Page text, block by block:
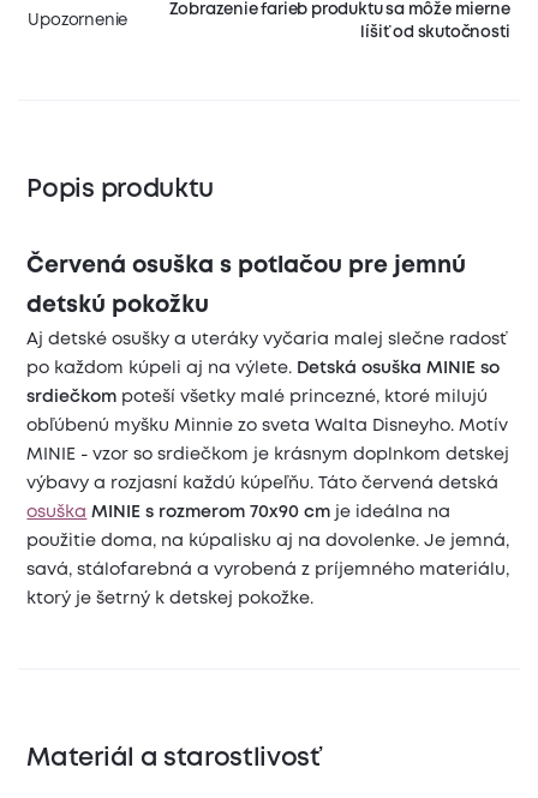
Upozornenie
Zobrazenie farieb produktu sa môže mierne
líšiť od skutočnosti
Popis produktu
Červená osuška s potlačou pre jemnú
detskú pokožku
Aj detské osušky a uteráky vyčaria malej slečne radosť
po každom kúpeli aj na výlete. Detská osuška MINIE so
srdiečkom poteší všetky malé princezné, ktoré milujú
obľúbenú myšku Minnie zo sveta Walta Disneyho. Motív
MINIE - vzor so srdiečkom je krásnym doplnkom detskej
výbavy a rozjasní každú kúpeľňu. Táto červená detská
osuška MINIE s rozmerom 70x90 cm je ideálna na
použitie doma, na kúpalisku aj na dovolenke. Je jemná,
savá, stálofarebná a vyrobená z príjemného materiálu,
ktorý je šetrný k detskej pokožke.
Materiál a starostlivosť